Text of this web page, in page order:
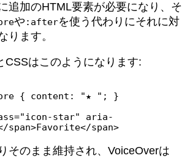
追加のHTML要素が必要になり、そ
や :afterを使う代わりにそれに対
ります。
CSSはこのようになります:
{ content: "★ "; }
star" aria-
そのまま維持され、VoiceOverは